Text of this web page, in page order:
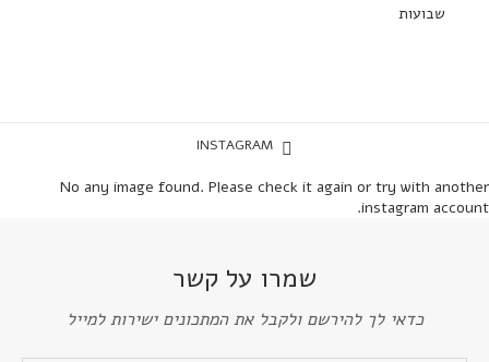
שבועות
INSTAGRAM
No any image found. Please check it again or try with another
instagram account.
שמרו על קשר
כדאי לך להירשם ולקבל את המתכונים ישירות למייל